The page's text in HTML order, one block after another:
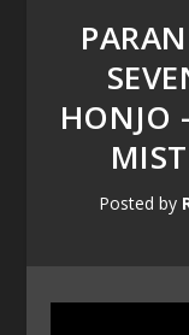
HONJO
Posted by